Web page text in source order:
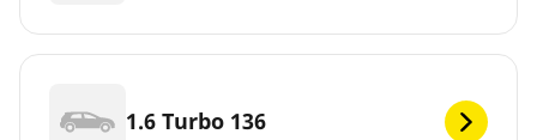
1.6 Turbo 136